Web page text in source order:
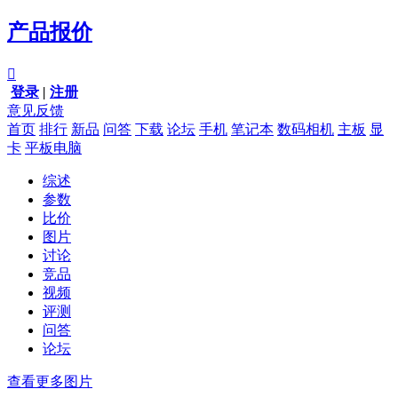
产品报价

登录 | 注册
意见反馈
首页 排行 新品 问答 下载 论坛 手机 笔记本 数码相机 主板 显
卡 平板电脑
综述
参数
比价
图片
讨论
竞品
视频
评测
问答
论坛
查看更多图片